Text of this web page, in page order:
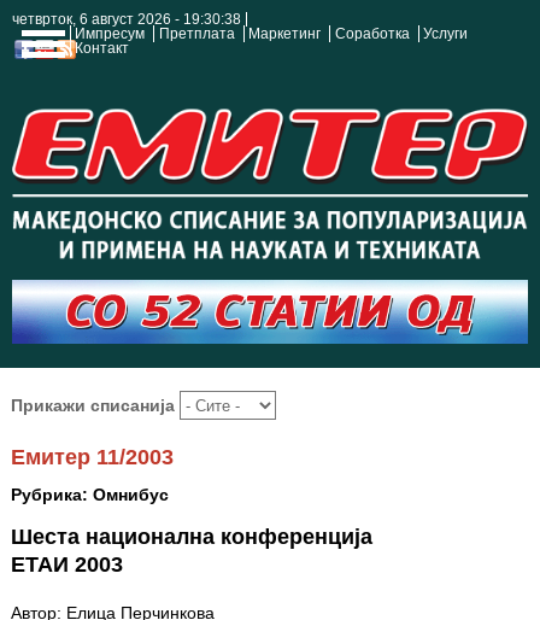
четврток, 6 август 2026 - 19:30:38
Импресум
Претплата Маркетинг Соработка
Услуги
Контакт
Прикажи списанија
Емитер 11/2003
Рубрика: Омнибус
Шеста национална конференција
ЕТАИ 2003
Автор: Елица Перчинкова